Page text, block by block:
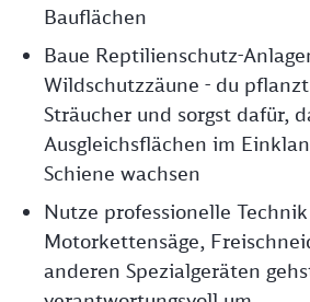
Bauflächen
Baue Reptilienschutz-
Wildschutzzäune - du
Sträucher und sorgst dafür,
Ausgleichsflächen im
Schiene wachsen
Nutze professionelle
Motorkettensäge,
anderen Spezialgeräten